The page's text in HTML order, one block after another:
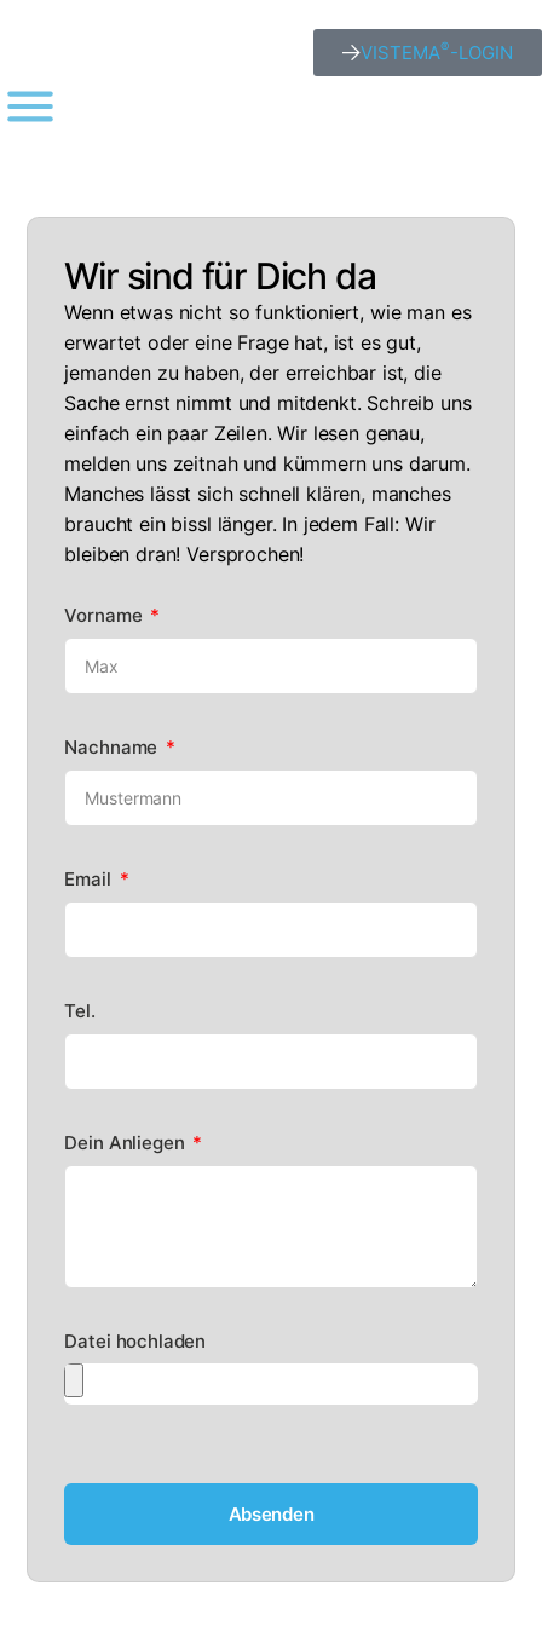
VISTEMA®-LOGIN
Wir sind für Dich da
Wenn etwas nicht so funktioniert, wie man es
erwartet oder eine Frage hat, ist es gut,
jemanden zu haben, der erreichbar ist, die
Sache ernst nimmt und mitdenkt. Schreib uns
einfach ein paar Zeilen. Wir lesen genau,
melden uns zeitnah und kümmern uns darum.
Manches lässt sich schnell klären, manches
braucht ein bissl länger. In jedem Fall: Wir
bleiben dran! Versprochen!
Vorname
Nachname
Email
Tel.
Dein Anliegen
Datei hochladen
Absenden